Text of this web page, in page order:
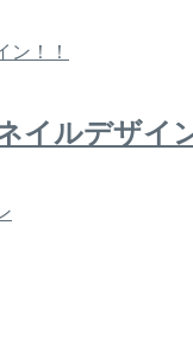
イルデザイ